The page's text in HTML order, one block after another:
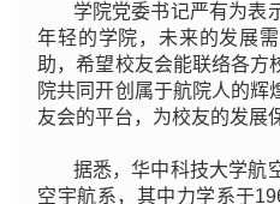
学院党委书记严有为表
年轻的学院，未来的发展
助，希望校友会能联络各方
院共同开创属于航院人的辉
友会的平台，为校友的发展
据悉，华中科技大学航
空宇航系，其中力学系于